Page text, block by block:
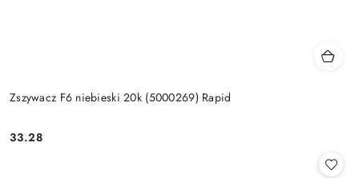
Zszywacz F6 niebieski 20k (5000269) Rapid
Cena:
33.28